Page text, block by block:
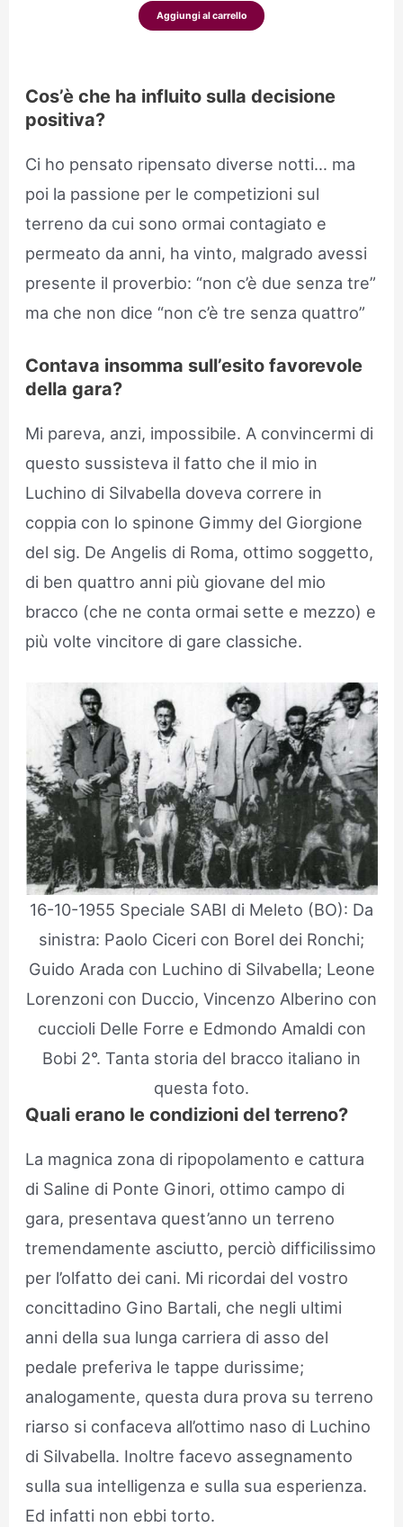
Aggiungi al carrello
Cos’è che ha influito sulla decisione
positiva?
Ci ho pensato ripensato diverse notti… ma
poi la passione per le competizioni sul
terreno da cui sono ormai contagiato e
permeato da anni, ha vinto, malgrado avessi
presente il proverbio: “non c’è due senza tre”
ma che non dice “non c’è tre senza quattro”
Contava insomma sull’esito favorevole
della gara?
Mi pareva, anzi, impossibile. A convincermi di
questo sussisteva il fatto che il mio in
Luchino di Silvabella doveva correre in
coppia con lo spinone Gimmy del Giorgione
del sig. De Angelis di Roma, ottimo soggetto,
di ben quattro anni più giovane del mio
bracco (che ne conta ormai sette e mezzo) e
più volte vincitore di gare classiche.
16-10-1955 Speciale SABI di Meleto (BO): Da
sinistra: Paolo Ciceri con Borel dei Ronchi;
Guido Arada con Luchino di Silvabella; Leone
Lorenzoni con Duccio, Vincenzo Alberino con
cuccioli Delle Forre e Edmondo Amaldi con
Bobi 2°. Tanta storia del bracco italiano in
questa foto.
Quali erano le condizioni del terreno?
La magnica zona di ripopolamento e cattura
di Saline di Ponte Ginori, ottimo campo di
gara, presentava quest’anno un terreno
tremendamente asciutto, perciò difficilissimo
per l’olfatto dei cani. Mi ricordai del vostro
concittadino Gino Bartali, che negli ultimi
anni della sua lunga carriera di asso del
pedale preferiva le tappe durissime;
analogamente, questa dura prova su terreno
riarso si confaceva all’ottimo naso di Luchino
di Silvabella. Inoltre facevo assegnamento
sulla sua intelligenza e sulla sua esperienza.
Ed infatti non ebbi torto.